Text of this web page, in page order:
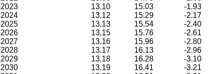
2023
13.10 15.03
-1.93
2024
13.12 15.29
-2.17
2025
13.13 15.54
-2.40
2026
13.15 15.76
-2.61
2027
13.16 15.96
-2.80
2028
13.17 16.13
-2.96
2029
13.18 16.28
-3.10
2030
13.19 16.41
-3.21